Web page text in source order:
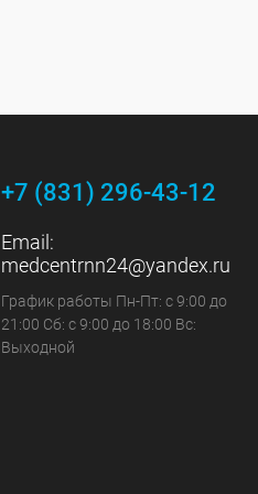
+7 (831) 296-43-12
Email:
medcentrnn24@yandex.ru
График работы Пн-Пт: с 9:00 до
21:00 Сб: с 9:00 до 18:00 Вс:
Выходной